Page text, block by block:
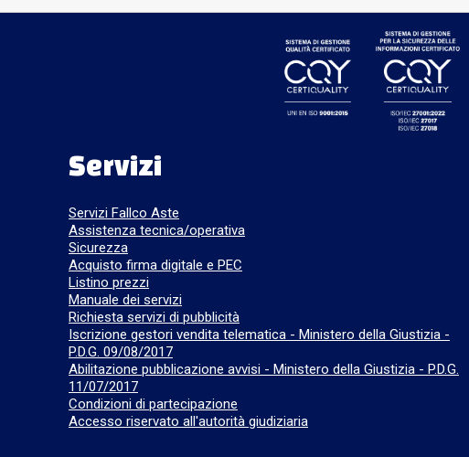
Servizi
Servizi Fallco Aste
Assistenza tecnica/operativa
Sicurezza
Acquisto firma digitale e PEC
Listino prezzi
Manuale dei servizi
Richiesta servizi di pubblicità
Iscrizione gestori vendita telematica - Ministero della Giustizia -
P.D.G. 09/08/2017
Abilitazione pubblicazione avvisi - Ministero della Giustizia - P.D.G.
11/07/2017
Condizioni di partecipazione
Accesso riservato all'autorità giudiziaria